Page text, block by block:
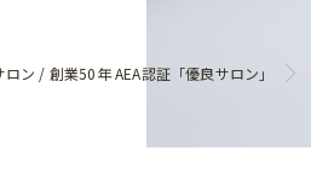
ン / 創業50年 AEA認証「優良サロン」